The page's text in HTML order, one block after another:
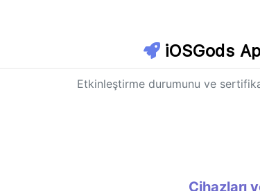
iOSGods
Etkinleştirme durumunu ve
Cihazları